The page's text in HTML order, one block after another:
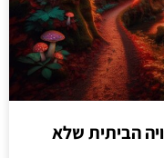
הביתית שלא